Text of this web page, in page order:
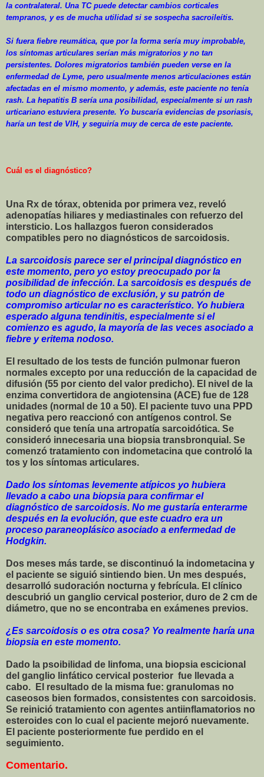
la contralateral. Una TC puede detectar cambios corticales
tempranos, y es de mucha utilidad si se sospecha sacroileítis.
Si fuera fiebre reumática, que por la forma sería muy improbable,
los síntomas articulares serían más migratorios y no tan
persistentes. Dolores migratorios también pueden verse en la
enfermedad de Lyme, pero usualmente menos articulaciones están
afectadas en el mismo momento, y además, este paciente no tenía
rash. La hepatitis B sería una posibilidad, especialmente si un rash
urticariano estuviera presente. Yo buscaría evidencias de psoriasis,
haría un test de VIH, y seguiría muy de cerca de este paciente.
Cuál es el diagnóstico?
Una Rx de tórax, obtenida por primera vez, reveló
adenopatías hiliares y mediastinales con refuerzo del
intersticio. Los hallazgos fueron considerados
compatibles pero no diagnósticos de sarcoidosis.
La sarcoidosis parece ser el principal diagnóstico en
este momento, pero yo estoy preocupado por la
posibilidad de infección. La sarcoidosis es después de
todo un diagnóstico de exclusión, y su patrón de
compromiso articular no es característico. Yo hubiera
esperado alguna tendinitis, especialmente si el
comienzo es agudo, la mayoría de las veces asociado a
fiebre y eritema nodoso.
El resultado de los tests de función pulmonar fueron
normales excepto por una reducción de la capacidad de
difusión (55 por ciento del valor predicho). El nivel de la
enzima convertidora de angiotensina (ACE) fue de 128
unidades (normal de 10 a 50). El paciente tuvo una PPD
negativa pero reaccionó con antígenos control. Se
consideró que tenía una artropatía sarcoidótica. Se
consideró innecesaria una biopsia transbronquial. Se
comenzó tratamiento con indometacina que controló la
tos y los síntomas articulares.
Dado los síntomas levemente atípicos yo hubiera
llevado a cabo una biopsia para confirmar el
diagnóstico de sarcoidosis. No me gustaría enterarme
después en la evolución, que este cuadro era un
proceso paraneoplásico asociado a enfermedad de
Hodgkin.
Dos meses más tarde, se discontinuó la indometacina y
el paciente se siguió sintiendo bien. Un mes después,
desarrolló sudoración nocturna y febrícula. El clínico
descubrió un ganglio cervical posterior, duro de 2 cm de
diámetro, que no se encontraba en exámenes previos.
¿Es sarcoidosis o es otra cosa? Yo realmente haría una
biopsia en este momento.
Dado la psoibilidad de linfoma, una biopsia escicional
del ganglio linfático cervical posterior fue llevada a
cabo. El resultado de la misma fue: granulomas no
caseosos bien formados, consistentes con sarcoidosis.
Se reinició tratamiento con agentes antiinflamatorios no
esteroides con lo cual el paciente mejoró nuevamente.
El paciente posteriormente fue perdido en el
seguimiento.
Comentario.